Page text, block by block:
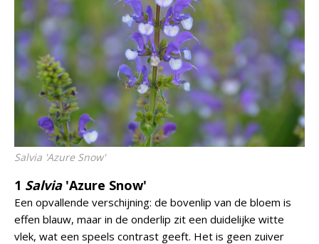
Salvia 'Azure Snow'
1 Salvia'Azure Snow'
Een opvallende verschijning: de bovenlip van de bloem is
effen blauw, maar in de onderlip zit een duidelijke witte
vlek, wat een speels contrast geeft. Het is geen zuiver